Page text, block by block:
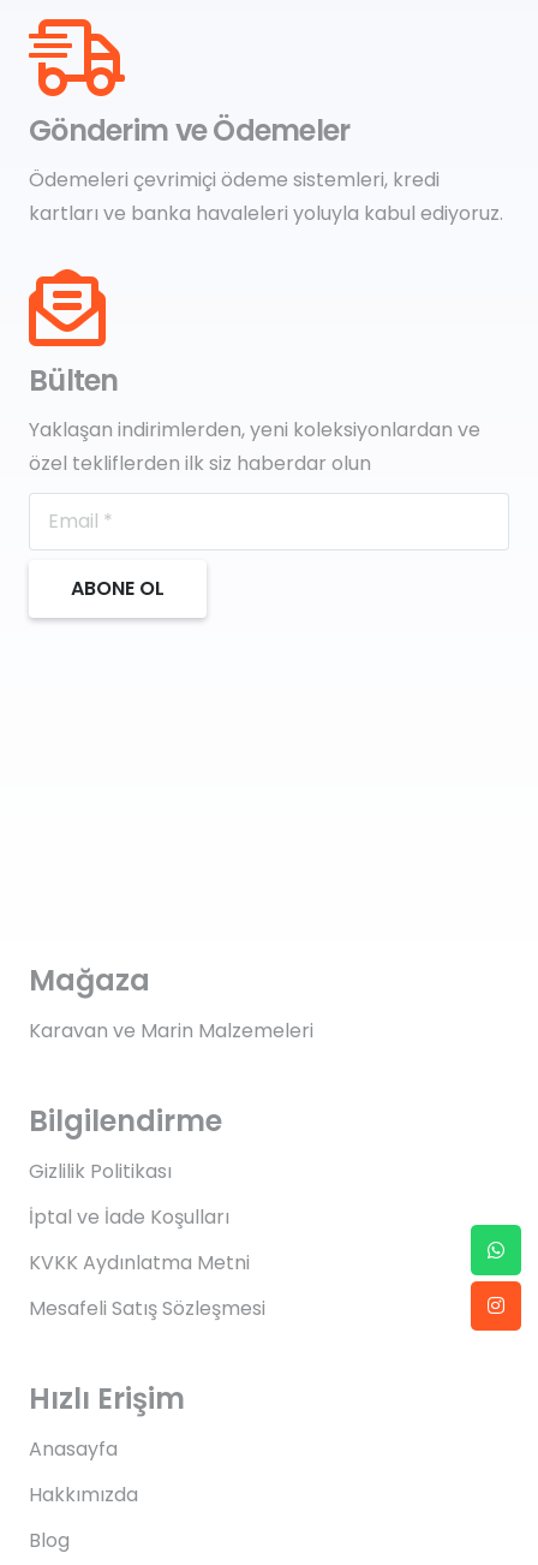
Gönderim ve Ödemeler
Ödemeleri çevrimiçi ödeme sistemleri, kredi
kartları ve banka havaleleri yoluyla kabul ediyoruz.
Bülten
Yaklaşan indirimlerden, yeni koleksiyonlardan ve
özel tekliflerden ilk siz haberdar olun
ABONE OL
Mağaza
Karavan ve Marin Malzemeleri
Bilgilendirme
Gizlilik Politikası
İptal ve İade Koşulları
KVKK Aydınlatma Metni
Mesafeli Satış Sözleşmesi
Hızlı Erişim
Anasayfa
Hakkımızda
Blog